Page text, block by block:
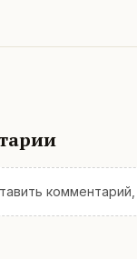
комментарий,